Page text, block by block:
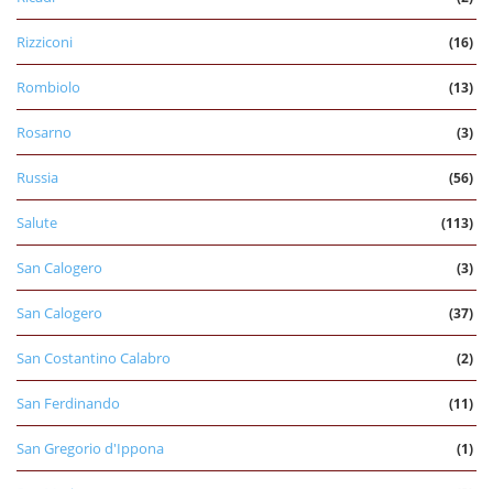
Rizziconi (16)
Rombiolo (13)
Rosarno (3)
Russia (56)
Salute (113)
San Calogero (3)
San Calogero (37)
San Costantino Calabro (2)
San Ferdinando (11)
San Gregorio d'Ippona (1)